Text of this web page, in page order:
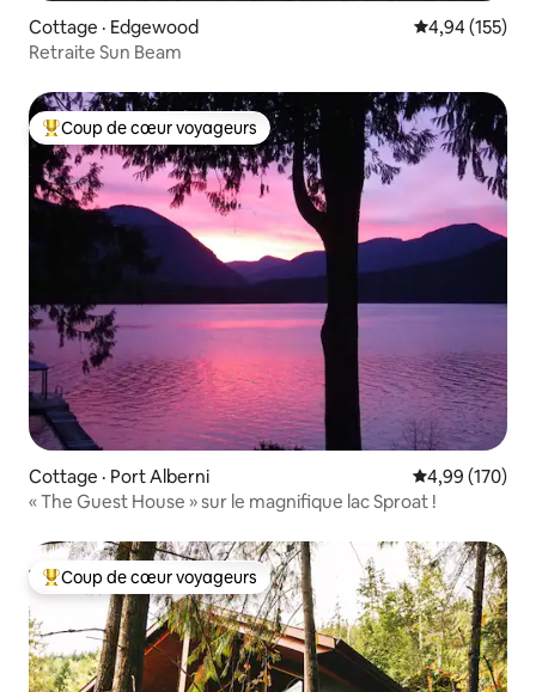
Cottage · Edgewood Note
4,94 (155)
Retraite Sun Beam
Coup de cœur voyageurs parmi les plus aimés
Coup de cœur voyageurs
Cottage · Port Alberni Note
4,99 (170)
« The Guest House » sur le magnifique lac Sproat !
Coup de cœur voyageurs parmi les plus aimés
Coup de cœur voyageurs